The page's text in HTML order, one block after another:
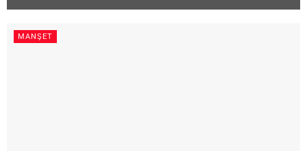
MANŞET